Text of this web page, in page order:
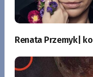
Renata Przemyk|